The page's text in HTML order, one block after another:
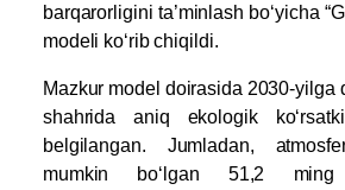
barqarorligini ta’minlash bo‘yicha
modeli ko‘rib chiqildi.
Mazkur model doirasida 2030-yilga
shahrida aniq ekologik
belgilangan. Jumladan,
mumkin bo‘lgan 51,2